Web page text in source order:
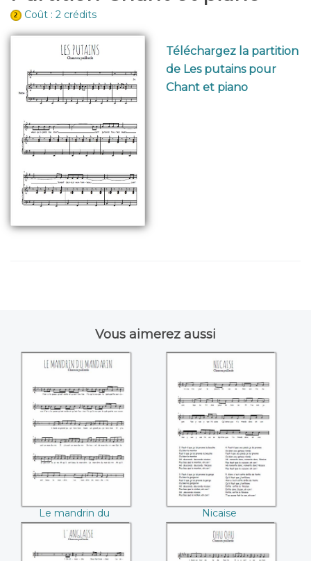
Coût : 2 crédits
Téléchargez la partition
de Les putains pour
Chant et piano
Vous aimerez aussi
Le mandrin du
Mandarin
Le mandrin du
Mandarin
Nicaise
Nicaise